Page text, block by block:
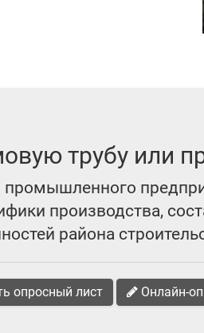
трубу или
производства,
района
опросный лист Онлайн-